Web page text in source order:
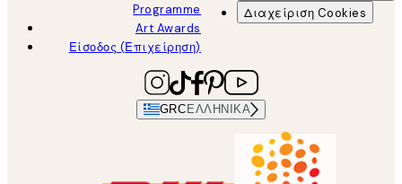
Programme
Art Awards
Είσοδος (Επιχείρηση)
Διαχείριση Cookies
GRC ΕΛΛΗΝΙΚΆ